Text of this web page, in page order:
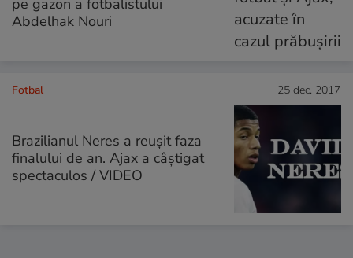
pe gazon a fotbalistului
Abdelhak Nouri
Fotbal 25 dec. 2017
Brazilianul Neres a reușit faza
finalului de an. Ajax a câștigat
spectaculos / VIDEO